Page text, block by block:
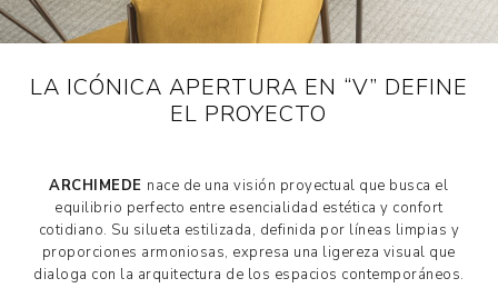
LA ICÓNICA APERTURA EN “V” DEFINE
EL PROYECTO
ARCHIMEDE nace de una visión proyectual que busca el
equilibrio perfecto entre esencialidad estética y confort
cotidiano. Su silueta estilizada, definida por líneas limpias y
proporciones armoniosas, expresa una ligereza visual que
dialoga con la arquitectura de los espacios contemporáneos.